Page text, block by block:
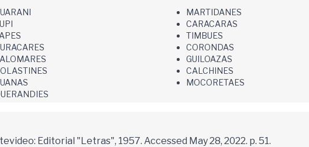
MARTIDANES
CARACARAS
TIMBUES
CORONDAS
GUILOAZAS
CALCHINES
MOCORETAES
Editorial "Letras", 1957. Accessed May 28, 2022. p. 51.